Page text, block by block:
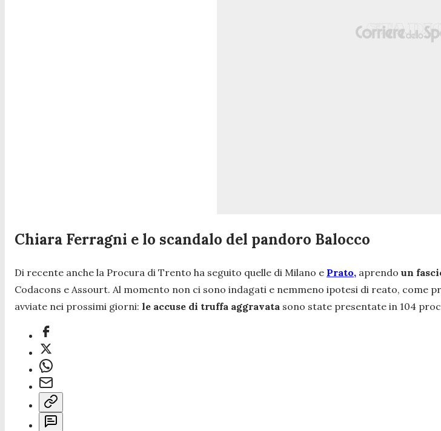
Chiara Ferragni e lo scandalo del pandoro Balocco
Di recente anche la Procura di Trento ha seguito quelle di Milano e Prato, aprendo un
Codacons e Assourt. Al momento non ci sono indagati e nemmeno ipotesi di reato, come
avviate nei prossimi giorni: le accuse di truffa aggravata sono state presentate in 104